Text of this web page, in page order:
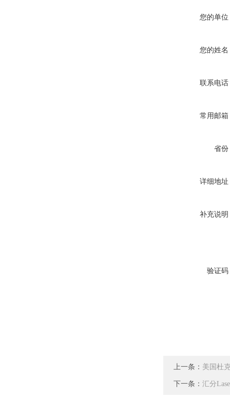
您的单位
您的姓名
联系电话
常用邮箱
省份
详细地址
补充说明
验证码
上一条： 美国杜
下一条： 汇分